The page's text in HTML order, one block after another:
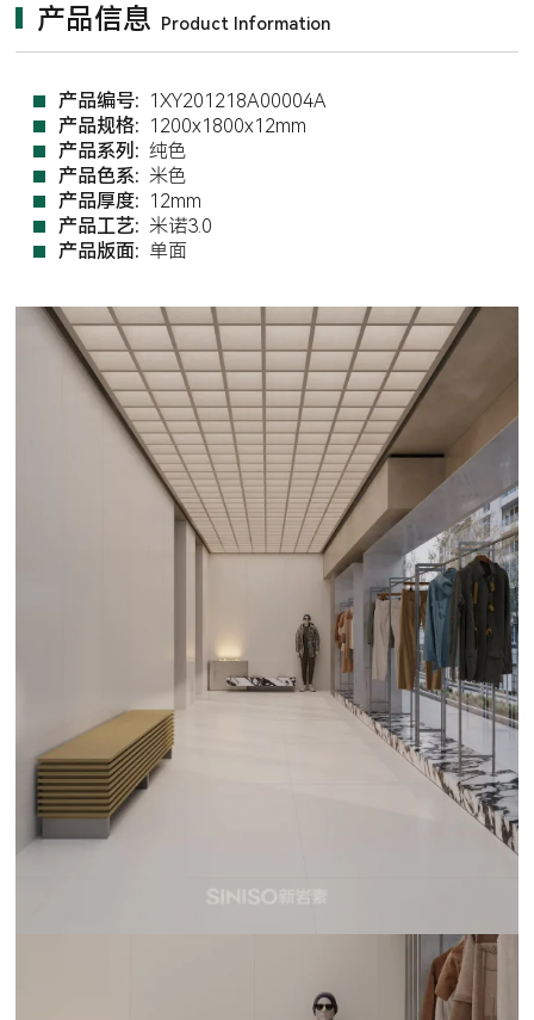
产品信息 Product Information
产品编号: 1XY201218A00004A
产品规格: 1200x1800x12mm
产品系列: 纯色
产品色系: 米色
产品厚度: 12mm
产品工艺: 米诺3.0
产品版面: 单面